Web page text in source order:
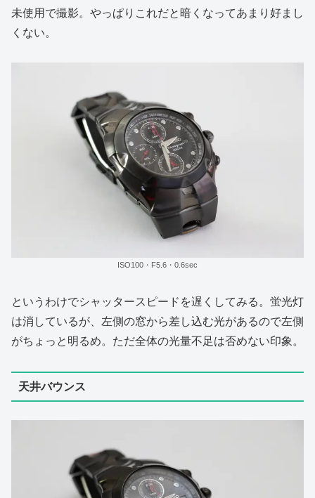
未使用で撮影。やっぱりこれだと暗くなってあまり好まし
くない。
ISO100・F5.6・0.6sec
というわけでシャッタースピードを遅くしてみる。蛍光灯
は消しているが、左側の窓から差し込む光があるので左側
がちょっと明るめ。ただ全体の光量不足は否めない印象。
天井バウンス